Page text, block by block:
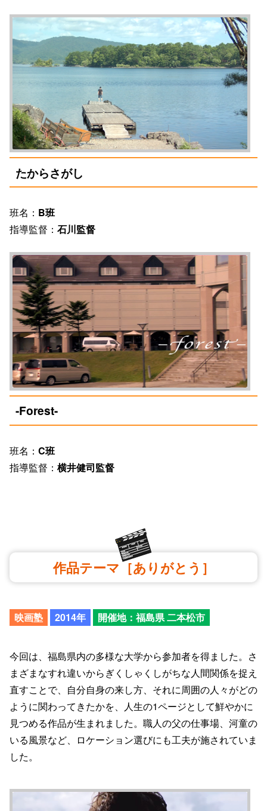
たからさがし
班名： B班
指導監督： 石川監督
-Forest-
班名： C班
指導監督： 横井健司監督
作品テーマ［ありがとう］
映画塾 2014年 開催地：福島県 二本松市
今回は、福島県内の多様な大学から参加者を得ました。さ
まざまなすれ違いからぎくしゃくしがちな人間関係を捉え
直すことで、自分自身の来し方、それに周囲の人々がどの
ように関わってきたかを、人生の1ページとして鮮やかに
見つめる作品が生まれました。職人の父の仕事場、河童の
いる風景など、ロケーション選びにも工夫が施されていま
した。